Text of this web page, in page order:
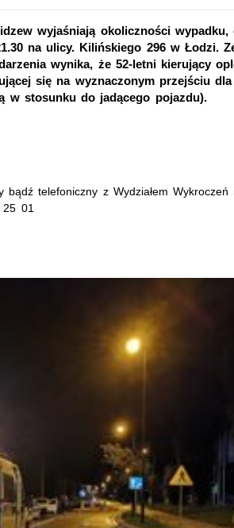
wyjaśniają okoliczności wypadku,
na ulicy. Kilińskiego 296 w Łodzi.
wynika, że 52-letni kierujący
się na wyznaczonym przejściu
w stosunku do jadącego pojazdu).
telefoniczny z Wydziałem
01